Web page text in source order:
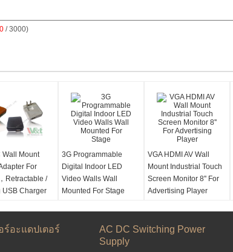
0 / 3000)
Wall Mount
For
Retractable /
USB Charger
3G Programmable
Digital Indoor LED
Video Walls Wall
Mounted For Stage
VGA HDMI AV Wall
Mount Industrial Touch
Screen Monitor 8'' For
Advertising Player
ร์อะแดปเตอร์
AC DC Switching Power
Supply